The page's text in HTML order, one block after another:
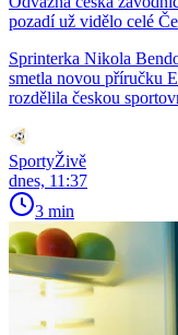
pozadí už vidělo celé
Sprinterka Nikola
smetla novou příručku
rozdělila českou
SportyŽivě
dnes, 11:37
3 min